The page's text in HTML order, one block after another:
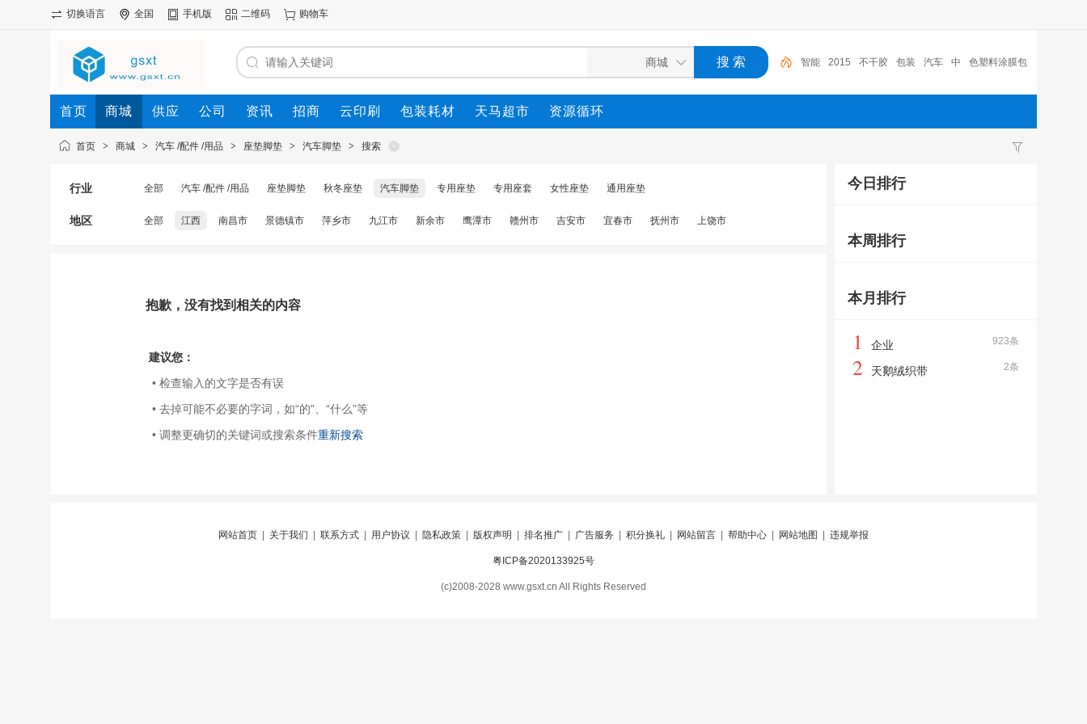
切换语言 全国 手机版 二维码 购物车
智能 2015 不干胶 包装 汽车 中 色塑料涂膜包
装条 深圳市 广东 布料
首页 商城 供应 公司 资讯 招商 云印刷 包装耗材 天马超市 资源循环
首页 > 商城 > 汽车 /配件 /用品 > 座垫脚垫 > 汽车脚垫 > 搜索
行业 全部 汽车 /配件 /用品 座垫脚垫 秋冬座垫 汽车脚垫 专用座垫 专用座套 女性座垫 通用座垫
地区 全部 江西 南昌市 景德镇市 萍乡市 九江市 新余市 鹰潭市 赣州市 吉安市 宜春市 抚州市 上饶市
抱歉，没有找到相关的内容
建议您：
• 检查输入的文字是否有误
• 去掉可能不必要的字词，如“的”、“什么”等
• 调整更确切的关键词或搜索条件重新搜索
今日排行
本周排行
本月排行
923条
1 企业
2条
2 天鹅绒织带
网站首页 关于我们 联系方式 用户协议 隐私政策 版权声明 排名推广 广告服务 积分换礼 网站留言 帮助中心 网站地图 违规举报
粤ICP备2020133925号
(c)2008-2028 www.gsxt.cn All Rights Reserved